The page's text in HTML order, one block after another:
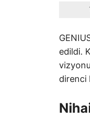
edildi.
direnci